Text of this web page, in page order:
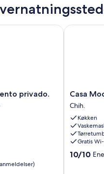
privado.
privado. Ideel para familia.
Casa
Moderna
con
Minisplits
Chih.
Casa
Chih.
Køkken
Gratis
10.0
10/10
Casa